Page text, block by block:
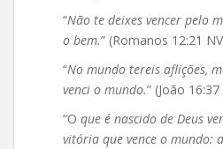
“Não te deixes vencer pelo
o bem.” (Romanos 12:21
“No mundo tereis aflições,
venci o mundo.” (João 16:37
“O que é nascido de Deus
vitória que vence o mundo: